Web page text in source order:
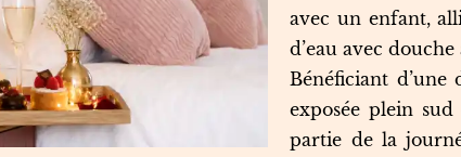
avec un enfant,
d’eau avec
Bénéficiant d’une
exposée plein
partie de la